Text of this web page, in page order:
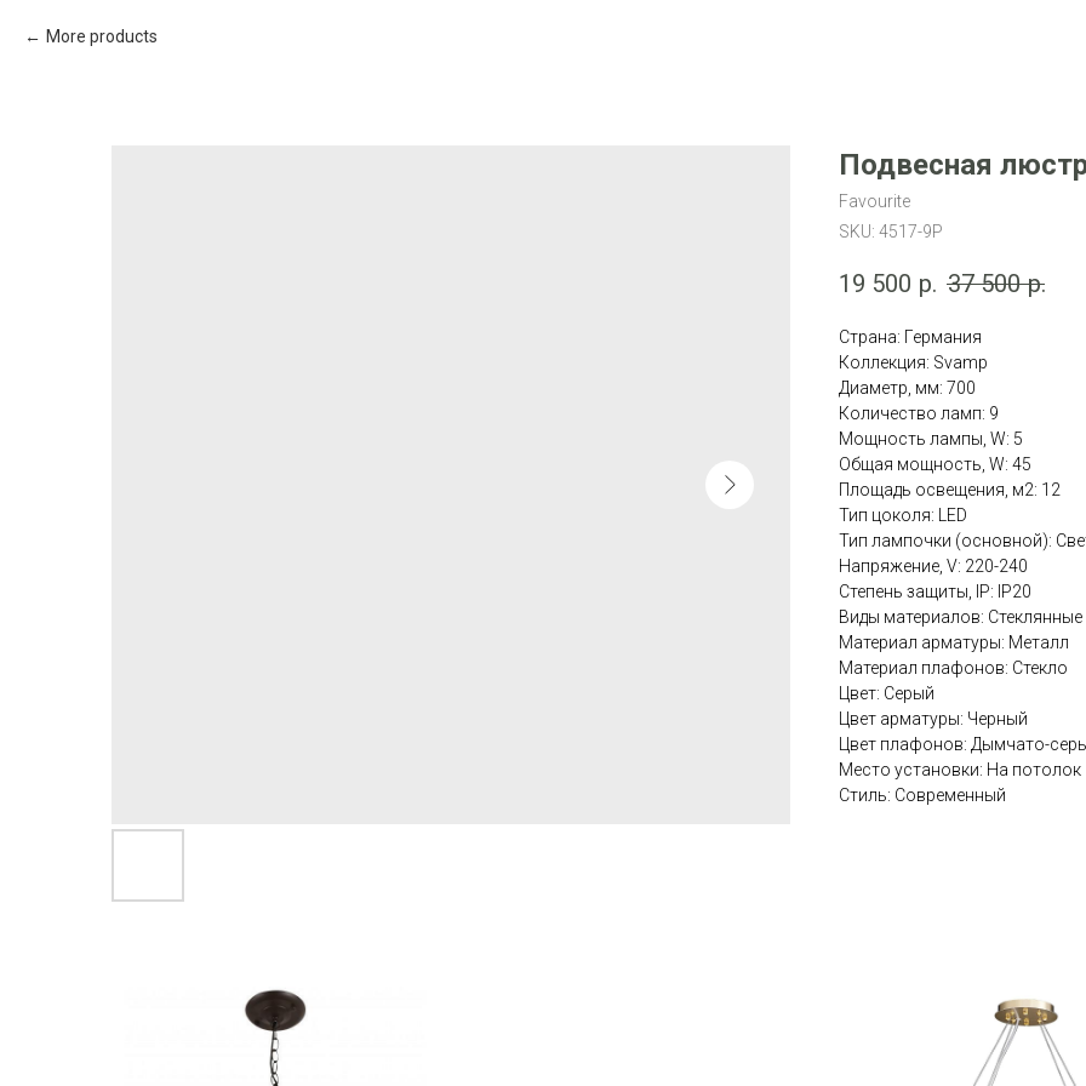
More products
Подвесная
Favourite
SKU: 4517-9P
19 500 р. 37 500 р.
Страна: Германия
Коллекция: Svamp
Диаметр, мм: 700
Количество ламп: 9
Мощность лампы, W: 5
Общая мощность, W: 45
Площадь освещения, м2: 12
Тип цоколя: LED
Тип лампочки (основной):
Напряжение, V: 220-240
Степень защиты, IP: IP20
Виды материалов: Стеклянные
Материал арматуры: Металл
Материал плафонов: Стекло
Цвет: Серый
Цвет арматуры: Черный
Цвет плафонов: Дымчато-
Место установки: На потолок
Стиль: Современный